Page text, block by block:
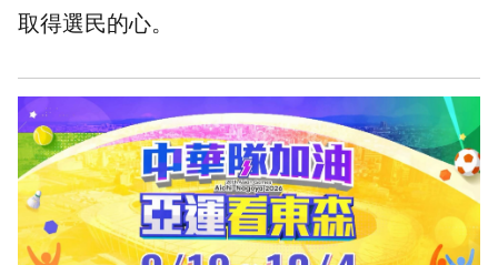
取得選民的心。